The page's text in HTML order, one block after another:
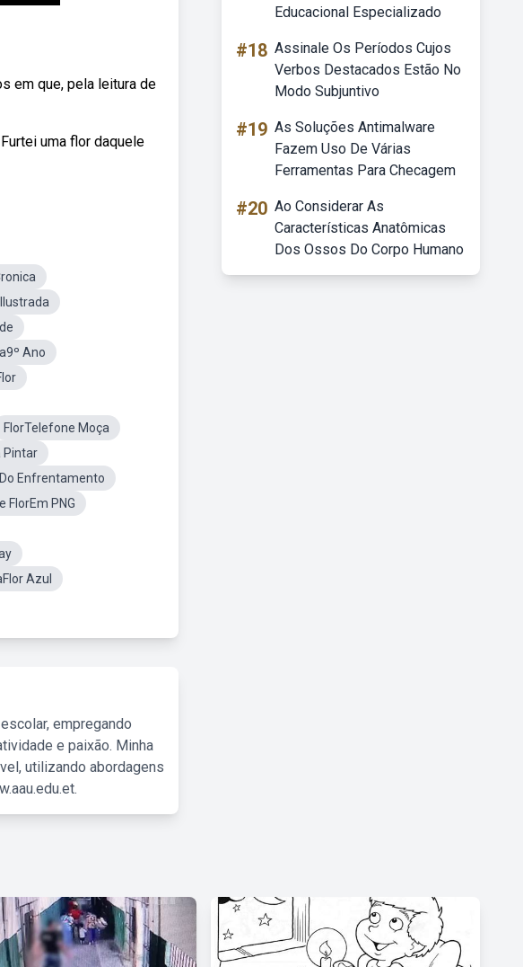
em que, pela leitura de
uma flor daquele
Ano
FlorTelefone Moça
Pintar
Enfrentamento
FlorEm PNG
Azul
empregando
e paixão. Minha
utilizando abordagens
Educacional Especializado
#18 Assinale Os Períodos Cujos
Verbos Destacados Estão No
Modo Subjuntivo
#19 As Soluções Antimalware
Fazem Uso De Várias
Ferramentas Para Checagem
#20 Ao Considerar As
Características Anatômicas
Dos Ossos Do Corpo Humano